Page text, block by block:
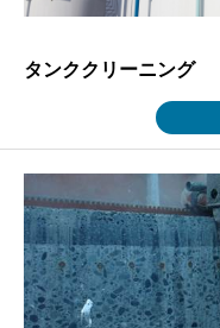
タンククリーニング